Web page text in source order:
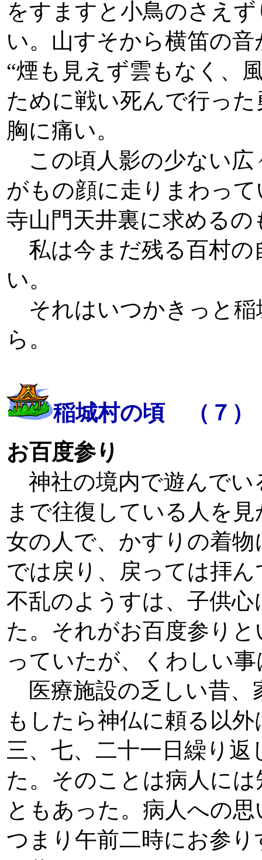
をすますと小鳥のさえ
い。山すそから横笛の
“煙も見えず雲もなく
ために戦い死んで行っ
胸に痛い。
この頃人影の少ない広
がもの顔に走りまわっ
寺山門天井裏に求めるの
私は今まだ残る百村の
い。
それはいつかきっと稲
ら。
稲城村の頃 （７）
お百度参り
神社の境内で遊んでい
まで往復している人を
女の人で、かすりの着
では戻り、戻っては拝
不乱のようすは、子供
た。それがお百度参り
っていたが、くわしい
医療施設の乏しい昔、
もしたら神仏に頼る以
三、七、二十一日繰り
た。そのことは病人に
ともあった。病人への
つまり午前二時にお参